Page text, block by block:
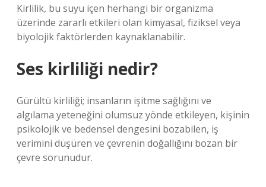
Kirlilik, bu suyu içen herhangi bir organizma
üzerinde zararlı etkileri olan kimyasal, fiziksel veya
biyolojik faktörlerden kaynaklanabilir.
Ses kirliliği nedir?
Gürültü kirliliği; insanların işitme sağlığını ve
algılama yeteneğini olumsuz yönde etkileyen, kişinin
psikolojik ve bedensel dengesini bozabilen, iş
verimini düşüren ve çevrenin doğallığını bozan bir
çevre sorunudur.